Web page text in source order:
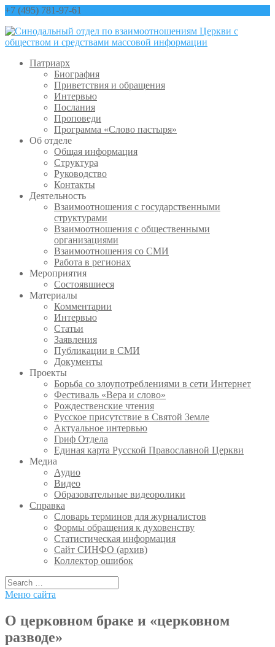
+7 (495) 781-97-61
Патриарх
Биография
Приветствия и обращения
Интервью
Послания
Проповеди
Программа «Слово пастыря»
Об отделе
Общая информация
Структура
Руководство
Контакты
Деятельность
Взаимоотношения с государственными
структурами
Взаимоотношения с общественными
организациями
Взаимоотношения со СМИ
Работа в регионах
Мероприятия
Состоявшиеся
Материалы
Комментарии
Интервью
Статьи
Заявления
Публикации в СМИ
Документы
Проекты
Борьба со злоупотреблениями в сети Интернет
Фестиваль «Вера и слово»
Рождественские чтения
Русское присутствие в Святой Земле
Актуальное интервью
Гриф Отдела
Единая карта Русской Православной Церкви
Медиа
Аудио
Видео
Образовательные видеоролики
Справка
Словарь терминов для журналистов
Формы обращения к духовенству
Статистическая информация
Сайт СИНФО (архив)
Коллектор ошибок
Меню сайта
О церковном браке и «церковном
разводе»